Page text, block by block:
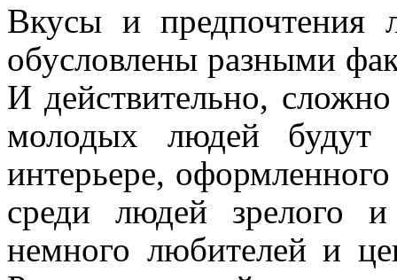
Вкусы и предпочтения
обусловлены разными
И действительно,
молодых людей
интерьере,
среди людей зрелого и
немного любителей и